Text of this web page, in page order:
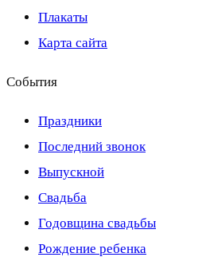
Плакаты
Карта сайта
События
Праздники
Последний звонок
Выпускной
Свадьба
Годовщина свадьбы
Рождение ребенка